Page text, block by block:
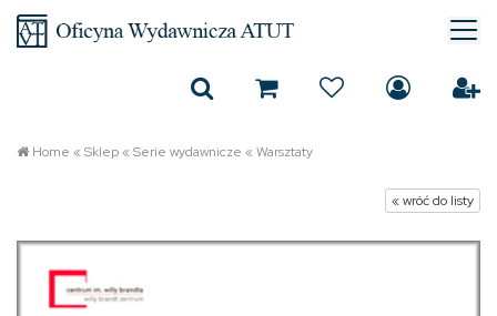
Home «Sklep«Serie wydawnicze «Warsztaty
« wróć do listy